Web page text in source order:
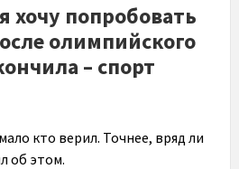
хочу попробовать
олимпийского
– спорт
кто верил. Точнее, вряд ли
об этом.